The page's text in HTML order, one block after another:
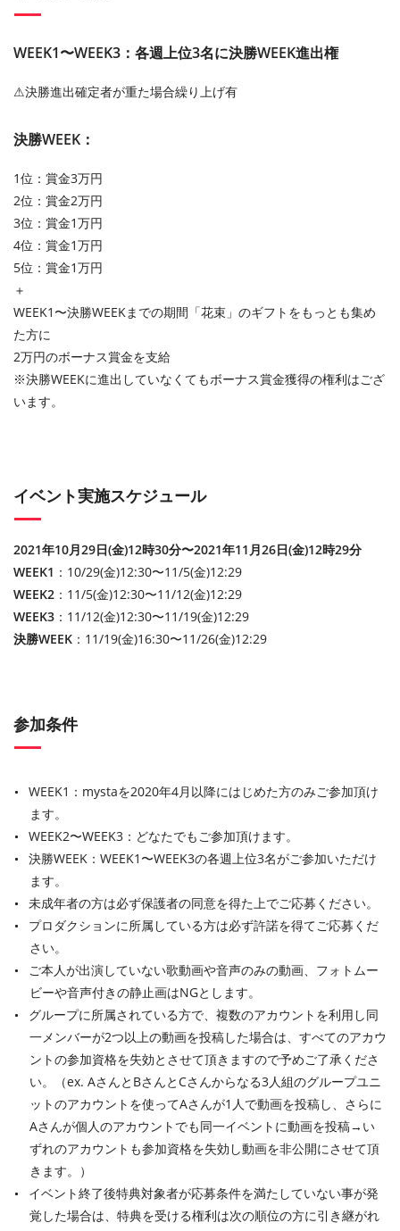
WEEK1〜WEEK3：各週上位3名に決勝WEEK進出権
⚠︎決勝進出確定者が重た場合繰り上げ有
決勝WEEK：
1位：賞金3万円
2位：賞金2万円
3位：賞金1万円
4位：賞金1万円
5位：賞金1万円
＋
WEEK1〜決勝WEEKまでの期間「花束」のギフトをもっとも集め
た方に
2万円のボーナス賞金を支給
※決勝WEEKに進出していなくてもボーナス賞金獲得の権利はござ
います。
イベント実施スケジュール
2021年10月29日(金)12時30分〜2021年11月26日(金)12時29分
WEEK1 ：10/29(金)12:30〜11/5(金)12:29
WEEK2 ：11/5(金)12:30〜11/12(金)12:29
WEEK3 ：11/12(金)12:30〜11/19(金)12:29
決勝WEEK ：11/19(金)16:30〜11/26(金)12:29
参加条件
WEEK1：mystaを2020年4月以降にはじめた方のみご参加頂け
ます。
WEEK2〜WEEK3：どなたでもご参加頂けます。
決勝WEEK：WEEK1〜WEEK3の各週上位3名がご参加いただけ
ます。
未成年者の方は必ず保護者の同意を得た上でご応募ください。
プロダクションに所属している方は必ず許諾を得てご応募くだ
さい。
ご本人が出演していない歌動画や音声のみの動画、フォトムー
ビーや音声付きの静止画はNGとします。
グループに所属されている方で、複数のアカウントを利用し同
一メンバーが2つ以上の動画を投稿した場合は、すべてのアカウ
ントの参加資格を失効とさせて頂きますので予めご了承くださ
い。（ex. AさんとBさんとCさんからなる3人組のグループユニ
ットのアカウントを使ってAさんが1人で動画を投稿し、さらに
Aさんが個人のアカウントでも同一イベントに動画を投稿→い
ずれのアカウントも参加資格を失効し動画を非公開にさせて頂
きます。）
イベント終了後特典対象者が応募条件を満たしていない事が発
覚した場合は、特典を受ける権利は次の順位の方に引き継がれ